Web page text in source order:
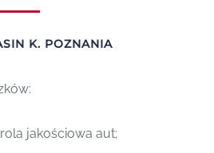
K. POZNANIA
jakościowa aut;